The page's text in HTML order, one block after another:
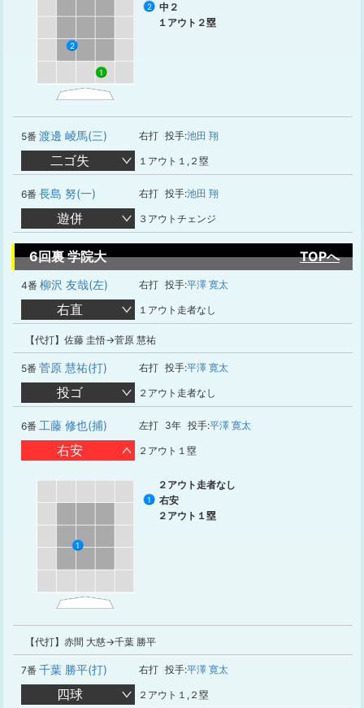
1
2
2
中２
１アウト２塁
5番 渡邊 崚馬(三) 右打 投手:池田 翔
二ゴ失 １アウト１,２塁
6番 長島 努(一) 右打 投手:池田 翔
遊併 ３アウトチェンジ
6回裏 学院大 TOPへ
4番 柳沢 友哉(左) 右打 投手:平澤 寛太
右直 １アウト走者なし
【代打】佐藤 圭悟→菅原 慧祐
5番 菅原 慧祐(打) 右打 投手:平澤 寛太
投ゴ ２アウト走者なし
6番 工藤 修也(捕) 左打 3年 投手:平澤 寛太
右安 ２アウト１塁
1
２アウト走者なし
1
右安
２アウト１塁
【代打】赤間 大慈→千葉 勝平
7番 千葉 勝平(打) 右打 投手:平澤 寛太
四球 ２アウト１,２塁